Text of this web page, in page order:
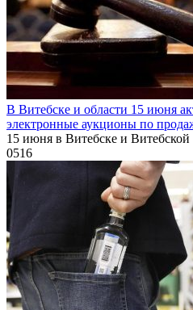
В Витебске и области 15 июня
электронные аукционы по
15 июня в Витебске и Витебской
0516